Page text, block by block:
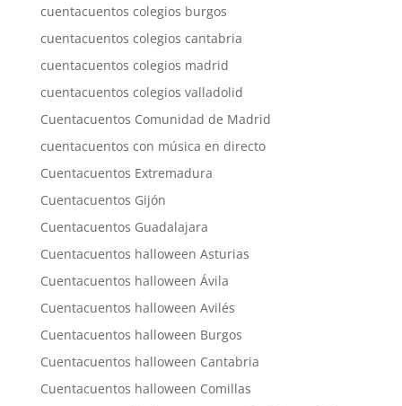
cuentacuentos colegios burgos
cuentacuentos colegios cantabria
cuentacuentos colegios madrid
cuentacuentos colegios valladolid
Cuentacuentos Comunidad de Madrid
cuentacuentos con música en directo
Cuentacuentos Extremadura
Cuentacuentos Gijón
Cuentacuentos Guadalajara
Cuentacuentos halloween Asturias
Cuentacuentos halloween Ávila
Cuentacuentos halloween Avilés
Cuentacuentos halloween Burgos
Cuentacuentos halloween Cantabria
Cuentacuentos halloween Comillas